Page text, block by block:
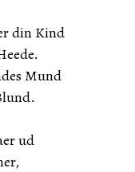
din Kind
Mund
ud